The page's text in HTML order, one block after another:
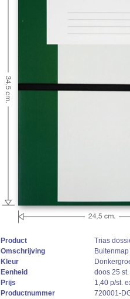
Product
Trias
Omschrijving
Kleur
Eenheid
doos 25 st.
Prijs
1,40 p/st.
Productnummer
720001-